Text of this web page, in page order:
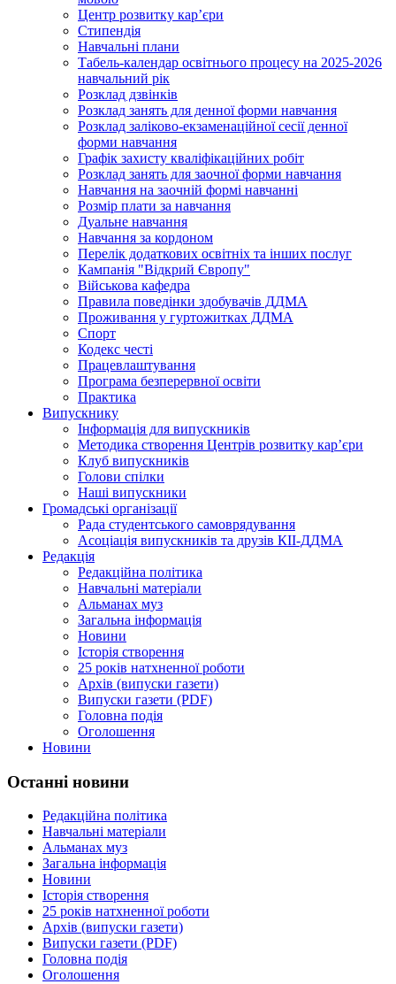
Центр розвитку кар’єри
Стипендія
Навчальні плани
Табель-календар освітнього процесу на 2025-2026
навчальний рік
Розклад дзвінків
Розклад занять для денної форми навчання
Розклад заліково-екзаменаційної сесії денної
форми навчання
Графік захисту кваліфікаційних робіт
Розклад занять для заочної форми навчання
Навчання на заочній формі навчанні
Розмір плати за навчання
Дуальне навчання
Навчання за кордоном
Перелік додаткових освітніх та інших послуг
Кампанія "Відкрий Європу"
Військова кафедра
Правила поведінки здобувачів ДДМА
Проживання у гуртожитках ДДМА
Спорт
Кодекс честі
Працевлаштування
Програма безперервної освіти
Практика
Випускнику
Інформація для випускників
Методика створення Центрів розвитку кар’єри
Клуб випускників
Голови спілки
Наші випускники
Громадські організації
Рада студентського самоврядування
Асоціація випускників та друзів КІІ-ДДМА
Редакція
Редакційна політика
Навчальні матеріали
Альманах муз
Загальна інформація
Новини
Історія створення
25 років натхненної роботи
Архів (випуски газети)
Випуски газети (PDF)
Головна подія
Оголошення
Новини
Останні новини
Редакційна політика
Навчальні матеріали
Альманах муз
Загальна інформація
Новини
Історія створення
25 років натхненної роботи
Архів (випуски газети)
Випуски газети (PDF)
Головна подія
Оголошення